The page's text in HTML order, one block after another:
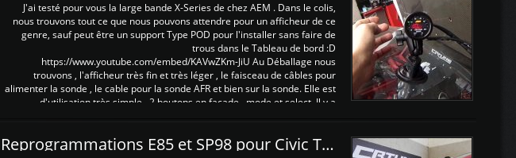
J'ai testé pour vous la large bande X-Series de chez AEM . Dans le colis,
nous trouvons tout ce que nous pouvons attendre pour un afficheur de ce
genre, sauf peut être un support Type POD pour l'installer sans faire de
trous dans le Tableau de bord :D
https://www.youtube.com/embed/KAVwZKm-JiU Au Déballage nous
trouvons , l'afficheur très fin et très léger , le faisceau de câbles pour
alimenter la sonde , le cable pour la sonde AFR et bien sur la sonde. Elle est
d'utilisation très simple , 2 boutons en façade , mode et select. Il y a
Reprogrammations E85 et SP98 pour Civic Type R FN2